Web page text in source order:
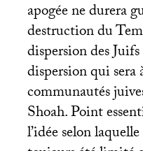
apogée ne durera
destruction du
dispersion des
dispersion qui sera
communautés
Shoah. Point
l’idée selon